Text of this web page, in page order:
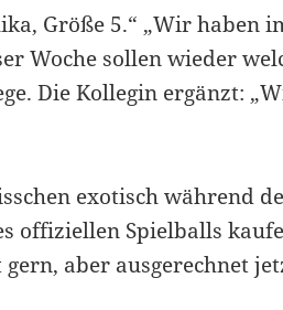
Größe 5.“ „Wir haben
Woche sollen wieder
Die Kollegin ergänzt:
exotisch während
offiziellen Spielballs
aber ausgerechnet